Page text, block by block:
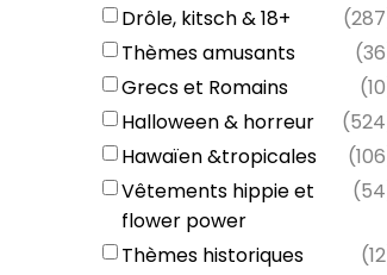
Drôle, kitsch & 18+
(287
Thèmes amusants
(36
Grecs et Romains
(10
Halloween & horreur
(524
Hawaïen &tropicales
(106
Vêtements hippie et
flower power
(54
Thèmes historiques (12